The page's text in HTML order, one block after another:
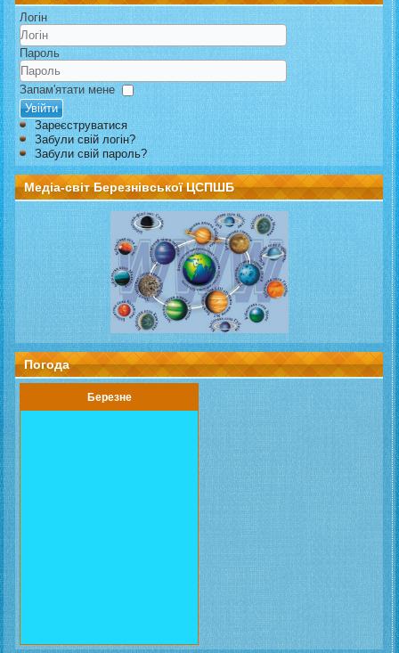
Логін
Пароль
Запам'ятати мене
Увійти
Зареєструватися
Забули свій логін?
Забули свій пароль?
Медіа-світ Березнівської ЦСПШБ
Погода
Березне